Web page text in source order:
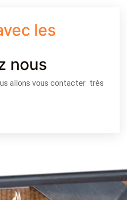
les
nous
allons vous contacter très